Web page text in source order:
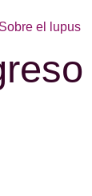
Sobre el lupus